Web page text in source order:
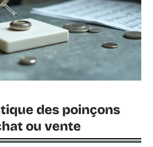
des poinçons
ou vente